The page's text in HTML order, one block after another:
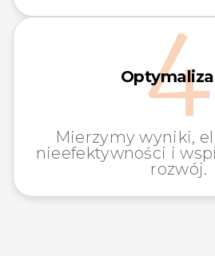
4
Mierzymy wyniki,
nieefektywności i
rozwój.